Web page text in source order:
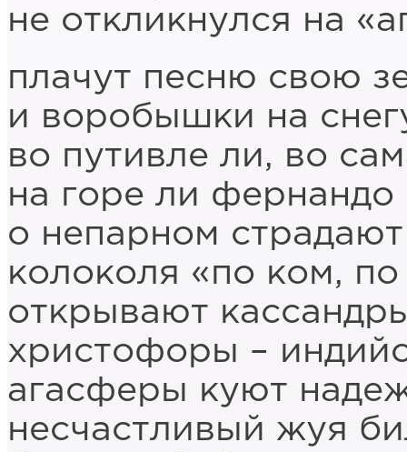
не откликнулся на
плачут песню свою
и воробышки на
во путивле ли, во
на горе ли фернандо
о непарном
колоколя «по ком,
открывают
христофоры –
агасферы куют
несчастливый жуя